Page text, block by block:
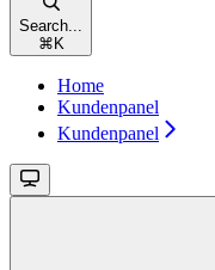
Search...
⌘ K
Home
Kundenpanel
Kundenpanel